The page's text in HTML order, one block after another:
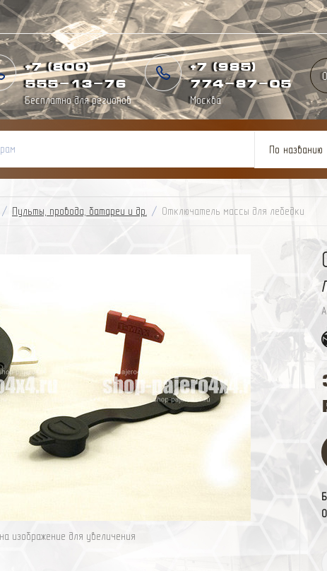
+7 (800)
555-13-76
Бесплатно для регионов
+7 (985)
774-87-05
Москва
По названию
/ Пульты, провода, батареи и др. / Отключатель массы для лебедки
изображение для увеличения